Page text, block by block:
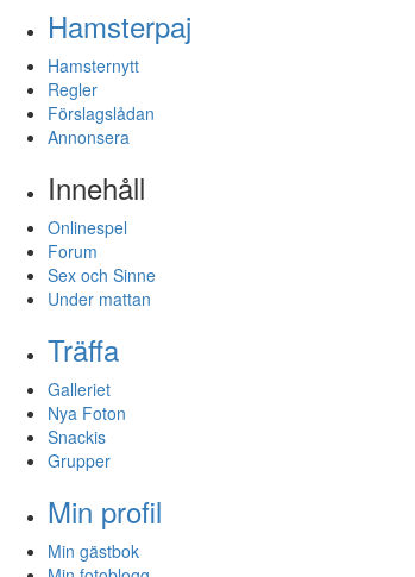
Hamsterpaj
Hamsternytt
Regler
Förslagslådan
Annonsera
Innehåll
Onlinespel
Forum
Sex och Sinne
Under mattan
Träffa
Galleriet
Nya Foton
Snackis
Grupper
Min profil
Min gästbok